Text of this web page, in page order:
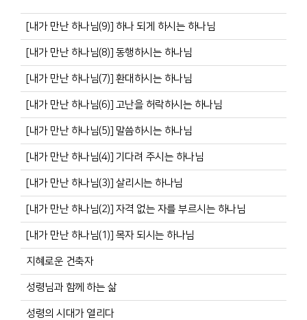
[내가 만난 하나님(9)] 하나 되게 하시는 하나님
[내가 만난 하나님(8)] 동행하시는 하나님
[내가 만난 하나님(7)] 환대하시는 하나님
[내가 만난 하나님(6)] 고난을 허락하시는 하나님
[내가 만난 하나님(5)] 말씀하시는 하나님
[내가 만난 하나님(4)] 기다려 주시는 하나님
[내가 만난 하나님(3)] 살리시는 하나님
[내가 만난 하나님(2)] 자격 없는 자를 부르시는 하나님
[내가 만난 하나님(1)] 목자 되시는 하나님
지혜로운 건축자
성령님과 함께 하는 삶
성령의 시대가 열리다